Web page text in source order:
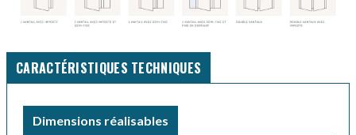
CARACTÉRISTIQUES TECHNIQUES
Dimensions réalisables